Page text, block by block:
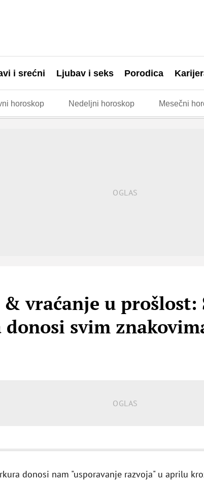
i srećni Ljubav i seks Porodica
horoskop Nedeljni horoskop Mesečni
& vraćanje u
svim
donosi nam "usporavanje razvoja" u aprilu